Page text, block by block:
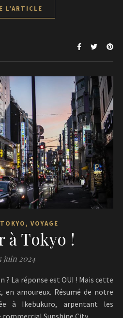
L'ARTICLE
TOKYO , VOYAGE
à Tokyo !
juin 2024
en amoureux. Résumé de notre
à Ikebukuro, arpentant les
Sunshine City.